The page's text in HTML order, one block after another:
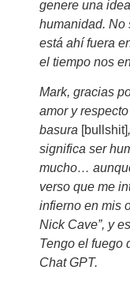
genere una
humanidad. No
está ahí fuera
el tiempo nos
Mark, gracias
amor y
basura [bullshit]
significa ser
mucho…
verso que me
infierno en mis
Nick Cave”, y
Tengo el fuego
Chat GPT.